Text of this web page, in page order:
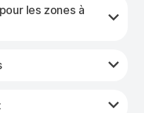
les zones à